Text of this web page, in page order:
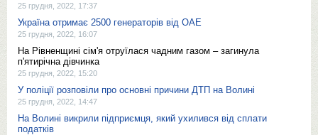
25 грудня, 2022, 17:37
Україна отримає 2500 генераторів від ОАЕ
25 грудня, 2022, 16:07
На Рівненщині сім'я отруїлася чадним газом – загинула
п'ятирічна дівчинка
25 грудня, 2022, 15:20
У поліції розповіли про основні причини ДТП на Волині
25 грудня, 2022, 14:47
На Волині викрили підприємця, який ухилився від сплати
податків